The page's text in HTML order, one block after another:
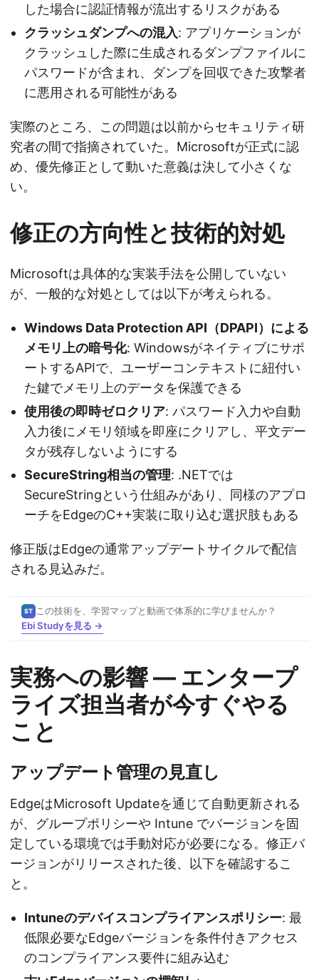
した場合に認証情報が流出するリスクがある
クラッシュダンプへの混入: アプリケーションが
クラッシュした際に生成されるダンプファイルに
パスワードが含まれ、ダンプを回収できた攻撃者
に悪用される可能性がある
実際のところ、この問題は以前からセキュリティ研
究者の間で指摘されていた。Microsoftが正式に認
め、優先修正として動いた意義は決して小さくな
い。
修正の方向性と技術的対処
Microsoftは具体的な実装手法を公開していない
が、一般的な対処としては以下が考えられる。
Windows Data Protection API（DPAPI）による
メモリ上の暗号化: Windowsがネイティブにサポ
ートするAPIで、ユーザーコンテキストに紐付い
た鍵でメモリ上のデータを保護できる
使用後の即時ゼロクリア: パスワード入力や自動
入力後にメモリ領域を即座にクリアし、平文デー
タが残存しないようにする
SecureString相当の管理: .NETでは
SecureStringという仕組みがあり、同様のアプロ
ーチをEdgeのC++実装に取り込む選択肢もある
修正版はEdgeの通常アップデートサイクルで配信
される見込みだ。
ST この技術を、学習マップと動画で体系的に学びませんか？
Ebi Studyを見る →
実務への影響 — エンタープ
ライズ担当者が今すぐやる
こと
アップデート管理の見直し
EdgeはMicrosoft Updateを通じて自動更新される
が、グループポリシーや Intune でバージョンを固
定している環境では手動対応が必要になる。修正バ
ージョンがリリースされた後、以下を確認するこ
と。
Intuneのデバイスコンプライアンスポリシー: 最
低限必要なEdgeバージョンを条件付きアクセス
のコンプライアンス要件に組み込む